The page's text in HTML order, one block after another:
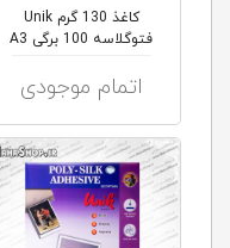
کاغذ 130 گرم Unik
فتوگلاسه 100 برگی A3
اتمام موجودی